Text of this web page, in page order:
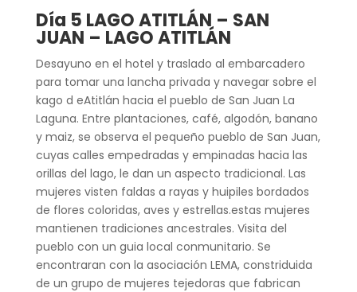
Día 5 LAGO ATITLÁN – SAN
JUAN – LAGO ATITLÁN
Desayuno en el hotel y traslado al embarcadero
para tomar una lancha privada y navegar sobre el
kago d eAtitlán hacia el pueblo de San Juan La
Laguna. Entre plantaciones, café, algodón, banano
y maiz, se observa el pequeño pueblo de San Juan,
cuyas calles empedradas y empinadas hacia las
orillas del lago, le dan un aspecto tradicional. Las
mujeres visten faldas a rayas y huipiles bordados
de flores coloridas, aves y estrellas.estas mujeres
mantienen tradiciones ancestrales. Visita del
pueblo con un guia local conmunitario. Se
encontraran con la asociación LEMA, constriduida
de un grupo de mujeres tejedoras que fabrican